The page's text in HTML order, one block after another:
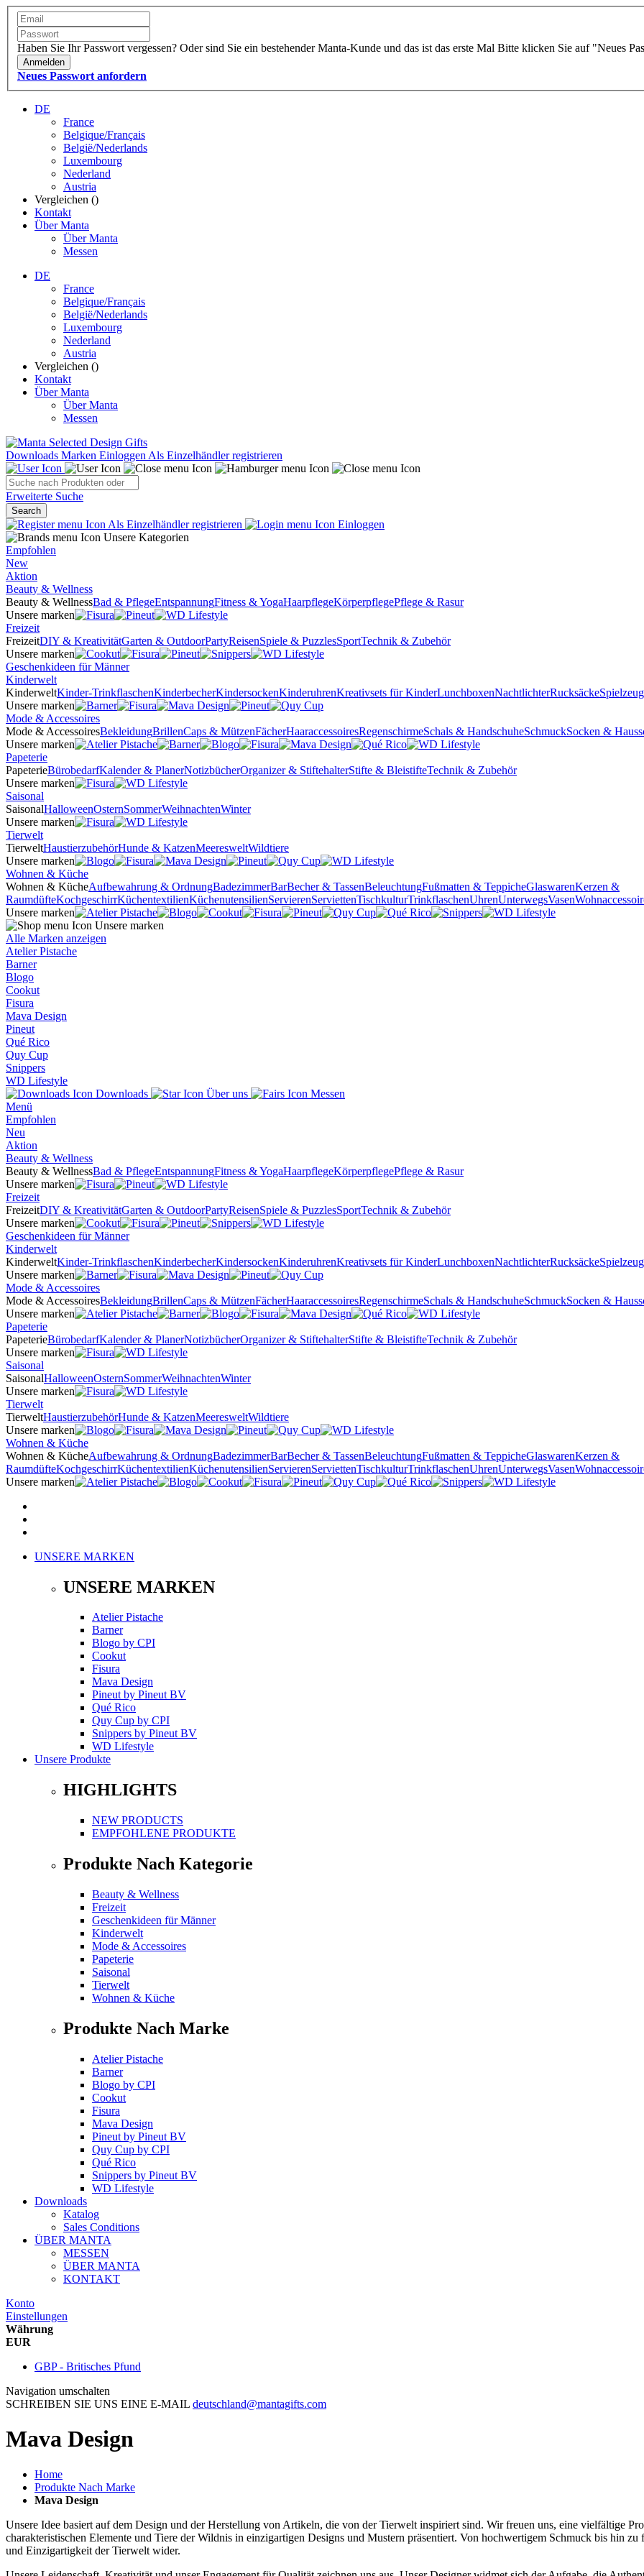
Haben Sie Ihr Passwort vergessen? Oder sind Sie ein bestehender Manta-Kunde und das ist das erste Mal Bitte klicken Sie auf "Neues
Anmelden
Neues Passwort anfordern
DE
France
Belgique/Français
België/Nederlands
Luxembourg
Nederland
Austria
Vergleichen ()
Kontakt
Über Manta
Über Manta
Messen
DE
France
Belgique/Français
België/Nederlands
Luxembourg
Nederland
Austria
Vergleichen ()
Kontakt
Über Manta
Über Manta
Messen
Downloads Marken Einloggen Als Einzelhändler registrieren
Erweiterte Suche
Search
Als Einzelhändler registrieren
Einloggen
Unsere Kategorien
Empfohlen
New
Aktion
Beauty & Wellness
Beauty & WellnessBad & PflegeEntspannungFitness & YogaHaarpflegeKörperpflegePflege & Rasur
Unsere marken
Freizeit
FreizeitDIY & KreativitätGarten & OutdoorPartyReisenSpiele & PuzzlesSportTechnik & Zubehör
Unsere marken
Geschenkideen für Männer
Kinderwelt
KinderweltKinder-TrinkflaschenKinderbecherKindersockenKinderuhrenKreativsets für KinderLunchboxenNachtlichterRucksäcke
Unsere marken
Mode & Accessoires
Mode & AccessoiresBekleidungBrillenCaps & MützenFächerHaaraccessoiresRegenschirmeSchals & HandschuheSchmuckSocken &
Unsere marken
Papeterie
PapeterieBürobedarfKalender & PlanerNotizbücherOrganizer & StiftehalterStifte & BleistifteTechnik & Zubehör
Unsere marken
Saisonal
SaisonalHalloweenOsternSommerWeihnachtenWinter
Unsere marken
Tierwelt
TierweltHaustierzubehörHunde & KatzenMeeresweltWildtiere
Unsere marken
Wohnen & Küche
Wohnen & KücheAufbewahrung & OrdnungBadezimmerBarBecher & TassenBeleuchtungFußmatten & TeppicheGlaswarenKerzen &
RaumdüfteKochgeschirrKüchentextilienKüchenutensilienServierenServiettenTischkulturTrinkflaschenUhrenUnterwegsVasen
Unsere marken
Unsere marken
Alle Marken anzeigen
Atelier Pistache
Barner
Blogo
Cookut
Fisura
Mava Design
Pineut
Qué Rico
Quy Cup
Snippers
WD Lifestyle
Downloads
Über uns
Messen
Menü
Empfohlen
Neu
Aktion
Beauty & Wellness
Beauty & WellnessBad & PflegeEntspannungFitness & YogaHaarpflegeKörperpflegePflege & Rasur
Unsere marken
Freizeit
FreizeitDIY & KreativitätGarten & OutdoorPartyReisenSpiele & PuzzlesSportTechnik & Zubehör
Unsere marken
Geschenkideen für Männer
Kinderwelt
KinderweltKinder-TrinkflaschenKinderbecherKindersockenKinderuhrenKreativsets für KinderLunchboxenNachtlichterRucksäcke
Unsere marken
Mode & Accessoires
Mode & AccessoiresBekleidungBrillenCaps & MützenFächerHaaraccessoiresRegenschirmeSchals & HandschuheSchmuckSocken &
Unsere marken
Papeterie
PapeterieBürobedarfKalender & PlanerNotizbücherOrganizer & StiftehalterStifte & BleistifteTechnik & Zubehör
Unsere marken
Saisonal
SaisonalHalloweenOsternSommerWeihnachtenWinter
Unsere marken
Tierwelt
TierweltHaustierzubehörHunde & KatzenMeeresweltWildtiere
Unsere marken
Wohnen & Küche
Wohnen & KücheAufbewahrung & OrdnungBadezimmerBarBecher & TassenBeleuchtungFußmatten & TeppicheGlaswarenKerzen &
RaumdüfteKochgeschirrKüchentextilienKüchenutensilienServierenServiettenTischkulturTrinkflaschenUhrenUnterwegsVasen
Unsere marken
UNSERE MARKEN
UNSERE MARKEN
Atelier Pistache
Barner
Blogo by CPI
Cookut
Fisura
Mava Design
Pineutby Pineut BV
Qué Rico
Quy Cup by CPI
Snippers by Pineut BV
WD Lifestyle
Unsere Produkte
HIGHLIGHTS
NEW PRODUCTS
EMPFOHLENE PRODUKTE
Produkte Nach Kategorie
Beauty & Wellness
Freizeit
Geschenkideen für Männer
Kinderwelt
Mode & Accessoires
Papeterie
Saisonal
Tierwelt
Wohnen & Küche
Produkte Nach Marke
Atelier Pistache
Barner
Blogo by CPI
Cookut
Fisura
Mava Design
Pineut by Pineut BV
Quy Cup by CPI
Qué Rico
Snippers by Pineut BV
WD Lifestyle
Downloads
Katalog
Sales Conditions
ÜBER MANTA
MESSEN
ÜBER MANTA
KONTAKT
Konto
Einstellungen
Währung
EUR
GBP - Britisches Pfund
Navigation umschalten
SCHREIBEN SIE UNS EINE E-MAIL deutschland@mantagifts.com
Mava Design
Home
Produkte Nach Marke
Mava Design
Unsere Idee basiert auf dem Design und der Herstellung von Artikeln, die von der Tierwelt inspiriert sind. Wir freuen uns, eine vielfältige
charakteristischen Elemente und Tiere der Wildnis in einzigartigen Designs und Mustern präsentiert. Von hochwertigem Schmuck bis hin
und Einzigartigkeit der Tierwelt wider.